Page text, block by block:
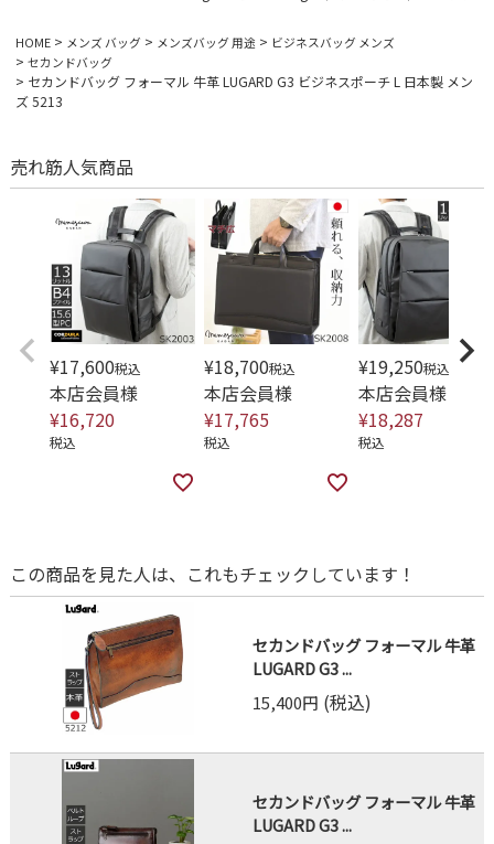
HOME メンズ バッグ メンズバッグ 用途
ビジネスバッグ メンズ
セカンドバッグ
セカンドバッグ フォーマル 牛革 LUGARD G3 ビジネスポーチ L 日本製 メン
ズ 5213
売れ筋人気商品
¥17,600税込
本店会員様
¥16,720
税込
¥18,700税込
本店会員様
¥17,765
税込
¥19,250税込
本店会員様
¥18,287
税込
この商品を見た人は、これもチェックしています！
セカンドバッグ フォーマル 牛革
LUGARD G3 ...
15,400円 (税込)
セカンドバッグ フォーマル 牛革
LUGARD G3 ...